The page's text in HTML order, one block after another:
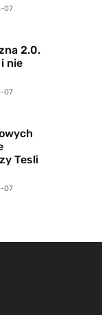
07
2.0.
nie
07
Tesli
07